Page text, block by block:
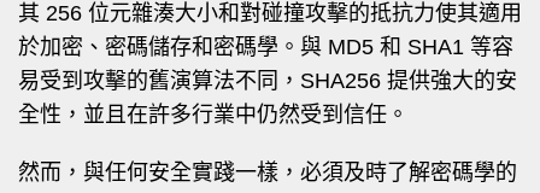
其 256 位元雜湊大小和對碰撞攻擊的抵抗力使其適用
於加密、密碼儲存和密碼學。與 MD5 和 SHA1 等容
易受到攻擊的舊演算法不同，SHA256 提供強大的安
全性，並且在許多行業中仍然受到信任。
然而，與任何安全實踐一樣，必須及時了解密碼學的